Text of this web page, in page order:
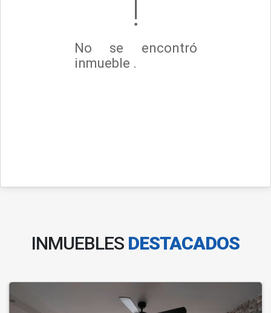
No se encontró
inmueble .
INMUEBLES DESTACADOS